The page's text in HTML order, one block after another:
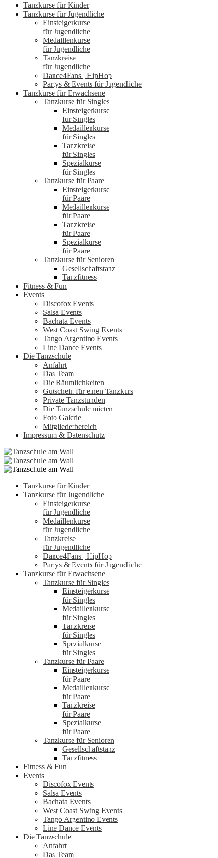
Tanzkurse für Kinder
Tanzkurse für Jugendliche
Einsteigerkurse
für Jugendliche
Medaillenkurse
für Jugendliche
Tanzkreise
für Jugendliche
Dance4Fans | HipHop
Partys & Events für Jugendliche
Tanzkurse für Erwachsene
Tanzkurse für Singles
Einsteigerkurse
für Singles
Medaillenkurse
für Singles
Tanzkreise
für Singles
Spezialkurse
für Singles
Tanzkurse für Paare
Einsteigerkurse
für Paare
Medaillenkurse
für Paare
Tanzkreise
für Paare
Spezialkurse
für Paare
Tanzkurse für Senioren
Gesellschaftstanz
Tanzfitness
Fitness & Fun
Events
Discofox Events
Salsa Events
Bachata Events
West Coast Swing Events
Tango Argentino Events
Line Dance Events
Die Tanzschule
Anfahrt
Das Team
Die Räumlichkeiten
Gutschein für einen Tanzkurs
Private Tanzstunden
Die Tanzschule mieten
Foto Galerie
Mitgliederbereich
Impressum & Datenschutz
Tanzkurse für Kinder
Tanzkurse für Jugendliche
Einsteigerkurse
für Jugendliche
Medaillenkurse
für Jugendliche
Tanzkreise
für Jugendliche
Dance4Fans | HipHop
Partys & Events für Jugendliche
Tanzkurse für Erwachsene
Tanzkurse für Singles
Einsteigerkurse
für Singles
Medaillenkurse
für Singles
Tanzkreise
für Singles
Spezialkurse
für Singles
Tanzkurse für Paare
Einsteigerkurse
für Paare
Medaillenkurse
für Paare
Tanzkreise
für Paare
Spezialkurse
für Paare
Tanzkurse für Senioren
Gesellschaftstanz
Tanzfitness
Fitness & Fun
Events
Discofox Events
Salsa Events
Bachata Events
West Coast Swing Events
Tango Argentino Events
Line Dance Events
Die Tanzschule
Anfahrt
Das Team